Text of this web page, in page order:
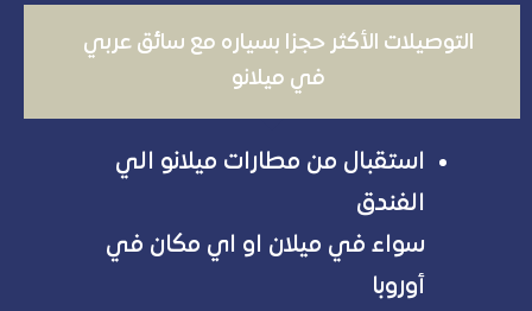
التوصيلات الأكثر حجزا بسياره مع سائق عربي
في ميلانو
استقبال من مطارات ميلانو الي
الفندق
سواء في ميلان او اي مكان في
أوروبا